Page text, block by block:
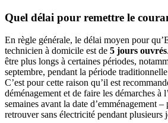
Quel délai pour remettre le
En règle générale, le délai moyen pour
technicien à domicile est de 5 jours ouvrés
être plus longs à certaines périodes,
septembre, pendant la période
C’est pour cette raison qu’il est
déménagement et de faire les démarches à
semaines avant la date d’emménagement
retrouver sans électricité pendant plusieurs